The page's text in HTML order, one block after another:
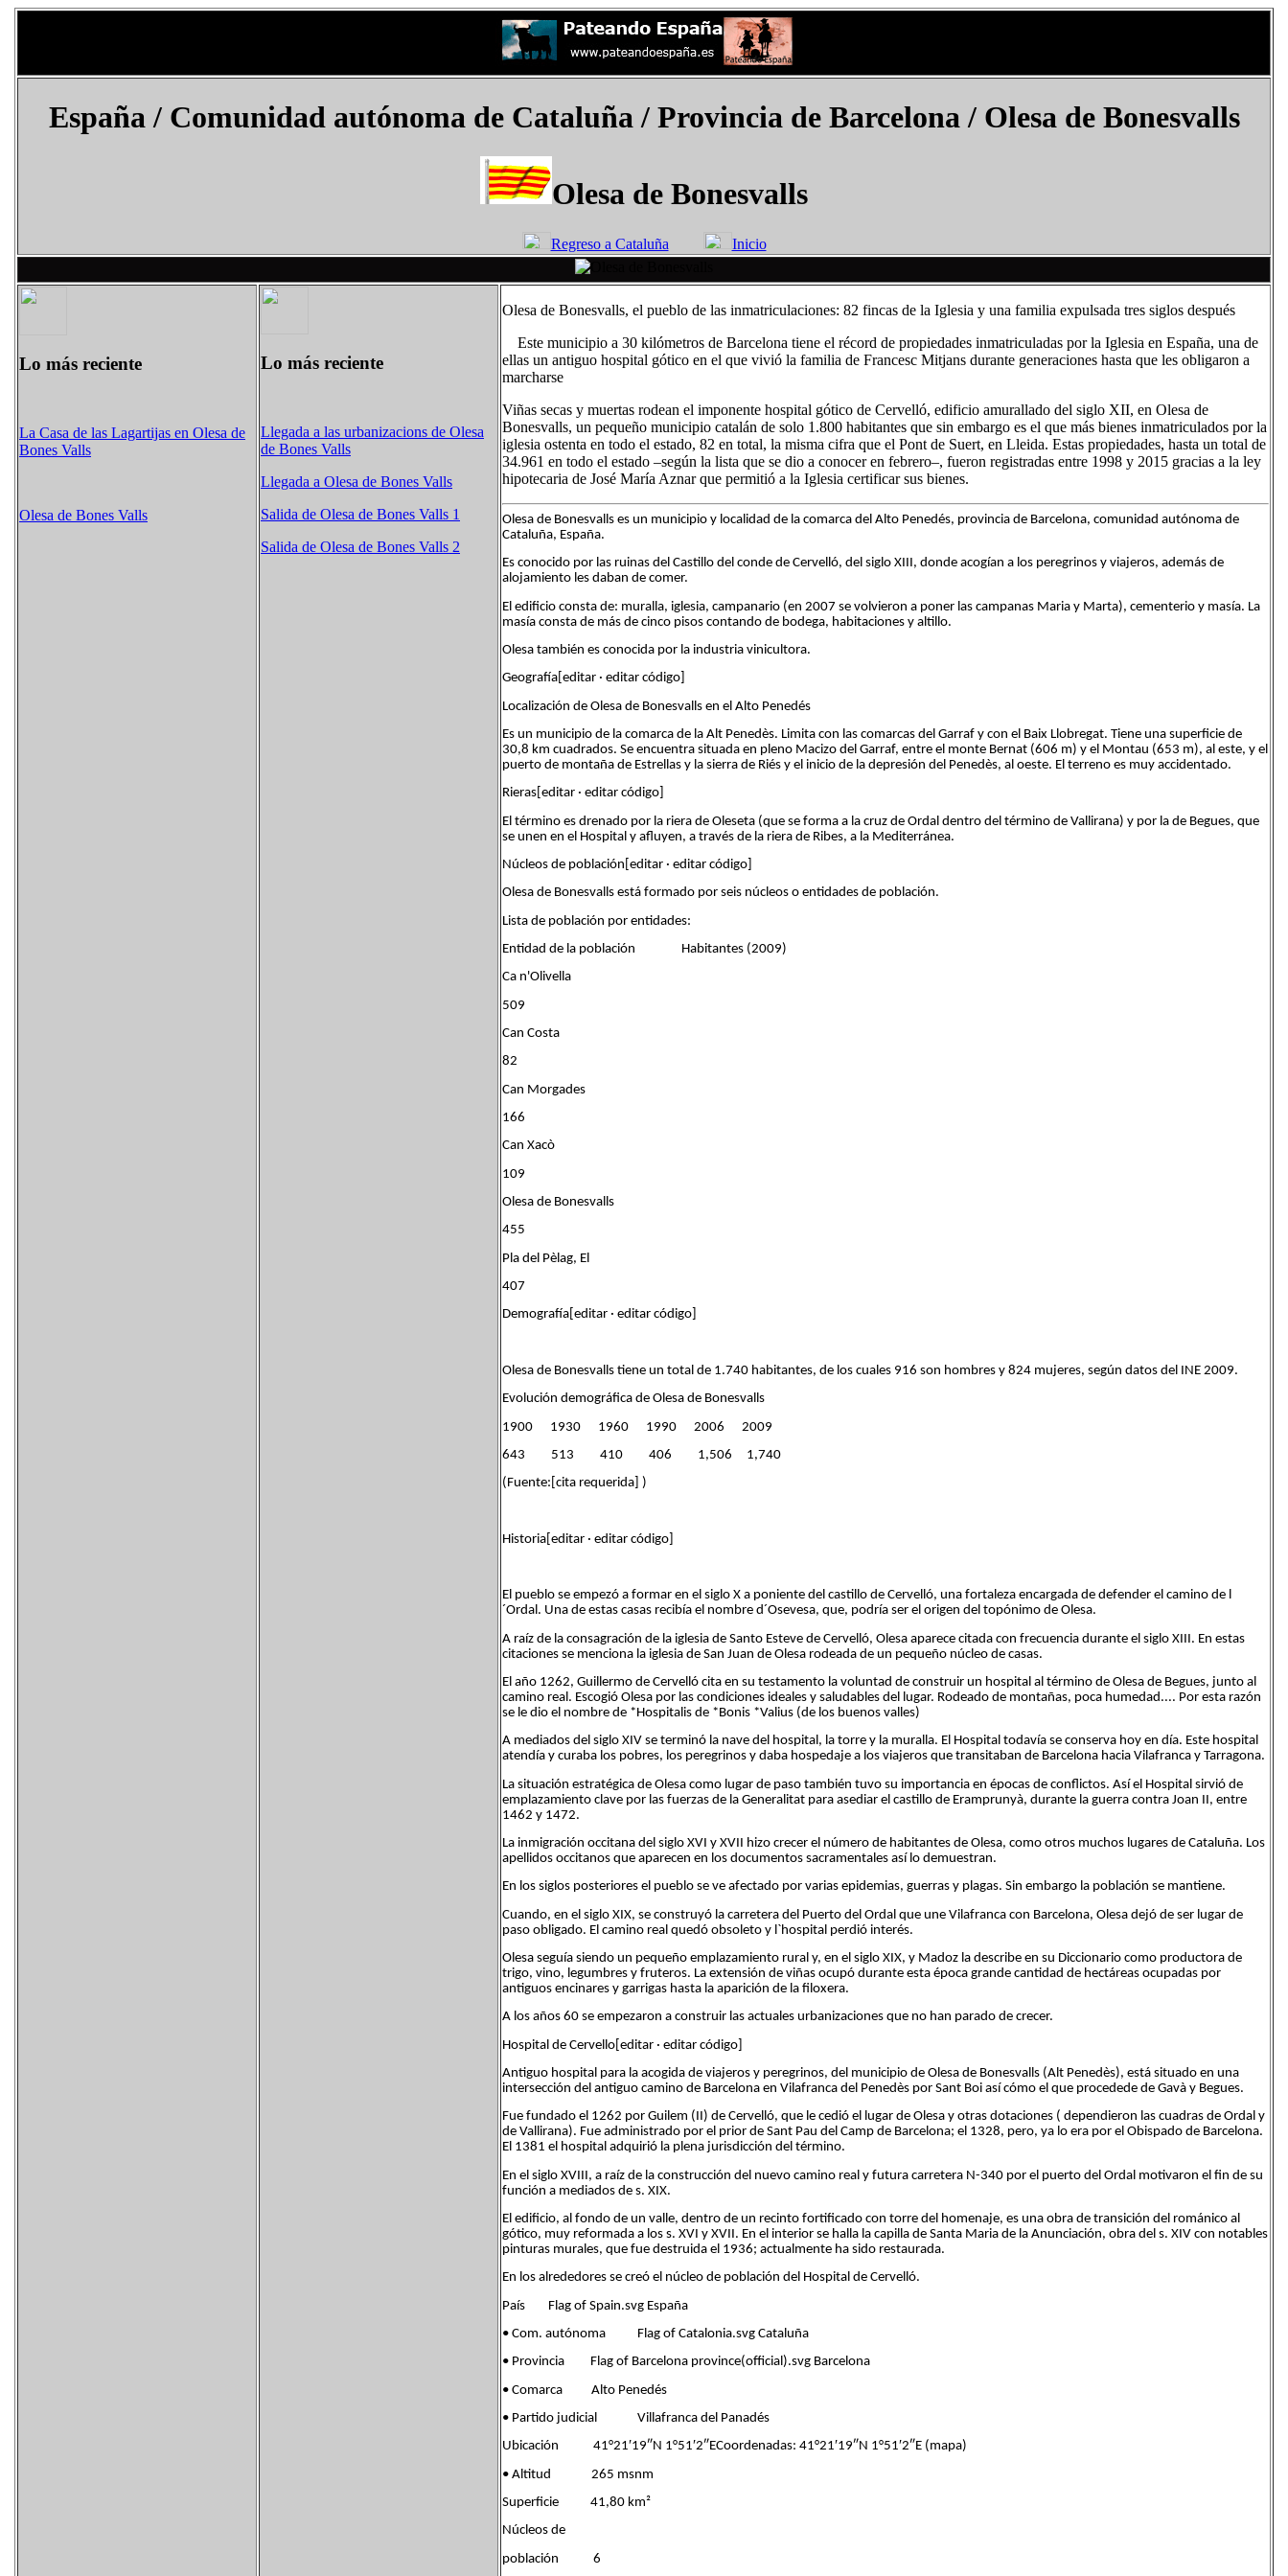
España/ Comunidad autónoma de Cataluña / Provincia de Barcelona / Olesa de Bonesvalls
Olesa de Bonesvalls
Regreso a Cataluña Inicio
Lo más reciente
La Casa de las Lagartijas en Olesa de
Bones Valls
Olesa de Bones Valls
Lo más reciente
Llegada a las urbanizacions de Olesa
de Bones Valls
Llegada a Olesa de Bones Valls
Salida de Olesa de Bones Valls 1
Salida de Olesa de Bones Valls 2
Olesa de Bonesvalls, el pueblo de las inmatriculaciones: 82 fincas de la Iglesia y una familia expulsada tres siglos después
Este municipio a 30 kilómetros de Barcelona tiene el récord de propiedades inmatriculadas por la Iglesia en España, una de
ellas un antiguo hospital gótico en el que vivió la familia de Francesc Mitjans durante generaciones hasta que les obligaron a
marcharse
Viñas secas y muertas rodean el imponente hospital gótico de Cervelló, edificio amurallado del siglo XII, en Olesa de
Bonesvalls, un pequeño municipio catalán de solo 1.800 habitantes que sin embargo es el que más bienes inmatriculados por la
iglesia ostenta en todo el estado, 82 en total, la misma cifra que el Pont de Suert, en Lleida. Estas propiedades, hasta un total de
34.961 en todo el estado –según la lista que se dio a conocer en febrero–, fueron registradas entre 1998 y 2015 gracias a la ley
hipotecaria de José María Aznar que permitió a la Iglesia certificar sus bienes.
Olesa de Bonesvalls es un municipio y localidad de la comarca del Alto Penedés, provincia de Barcelona, comunidad autónoma de
Cataluña, España.
Es conocido por las ruinas del Castillo del conde de Cervelló, del siglo XIII, donde acogían a los peregrinos y viajeros, además de
alojamiento les daban de comer.
El edificio consta de: muralla, iglesia, campanario (en 2007 se volvieron a poner las campanas Maria y Marta), cementerio y masía. La
masía consta de más de cinco pisos contando de bodega, habitaciones y altillo.
Olesa también es conocida por la industria vinicultora.
Geografía[editar · editar código]
Localización de Olesa de Bonesvalls en el Alto Penedés
Es un municipio de la comarca de la Alt Penedès. Limita con las comarcas del Garraf y con el Baix Llobregat. Tiene una superficie de
30,8 km cuadrados. Se encuentra situada en pleno Macizo del Garraf, entre el monte Bernat (606 m) y el Montau (653 m), al este, y el
puerto de montaña de Estrellas y la sierra de Riés y el inicio de la depresión del Penedès, al oeste. El terreno es muy accidentado.
Rieras[editar · editar código]
El término es drenado por la riera de Oleseta (que se forma a la cruz de Ordal dentro del término de Vallirana) y por la de Begues, que
se unen en el Hospital y afluyen, a través de la riera de Ribes, a la Mediterránea.
Núcleos de población[editar · editar código]
Olesa de Bonesvalls está formado por seis núcleos o entidades de población.
Lista de población por entidades:
Entidad de la población Habitantes (2009)
Ca n'Olivella
509
Can Costa
82
Can Morgades
166
Can Xacò
109
Olesa de Bonesvalls
455
Pla del Pèlag, El
407
Demografía[editar · editar código]
Olesa de Bonesvalls tiene un total de 1.740 habitantes, de los cuales 916 son hombres y 824 mujeres, según datos del INE 2009.
Evolución demográfica de Olesa de Bonesvalls
1900 1930 1960 1990 2006 2009
643 513 410 406 1,506 1,740
(Fuente:[cita requerida] )
Historia[editar · editar código]
El pueblo se empezó a formar en el siglo X a poniente del castillo de Cervelló, una fortaleza encargada de defender el camino de l
´Ordal. Una de estas casas recibía el nombre d´Osevesa, que, podría ser el origen del topónimo de Olesa.
A raíz de la consagración de la iglesia de Santo Esteve de Cervelló, Olesa aparece citada con frecuencia durante el siglo XIII. En estas
citaciones se menciona la iglesia de San Juan de Olesa rodeada de un pequeño núcleo de casas.
El año 1262, Guillermo de Cervelló cita en su testamento la voluntad de construir un hospital al término de Olesa de Begues, junto al
camino real. Escogió Olesa por las condiciones ideales y saludables del lugar. Rodeado de montañas, poca humedad.... Por esta razón
se le dio el nombre de *Hospitalis de *Bonis *Valius (de los buenos valles)
A mediados del siglo XIV se terminó la nave del hospital, la torre y la muralla. El Hospital todavía se conserva hoy en día. Este hospital
atendía y curaba los pobres, los peregrinos y daba hospedaje a los viajeros que transitaban de Barcelona hacia Vilafranca y Tarragona.
La situación estratégica de Olesa como lugar de paso también tuvo su importancia en épocas de conflictos. Así el Hospital sirvió de
emplazamiento clave por las fuerzas de la Generalitat para asediar el castillo de Eramprunyà, durante la guerra contra Joan II, entre
1462 y 1472.
La inmigración occitana del siglo XVI y XVII hizo crecer el número de habitantes de Olesa, como otros muchos lugares de Cataluña. Los
apellidos occitanos que aparecen en los documentos sacramentales así lo demuestran.
En los siglos posteriores el pueblo se ve afectado por varias epidemias, guerras y plagas. Sin embargo la población se mantiene.
Cuando, en el siglo XIX, se construyó la carretera del Puerto del Ordal que une Vilafranca con Barcelona, Olesa dejó de ser lugar de
paso obligado. El camino real quedó obsoleto y l`hospital perdió interés.
Olesa seguía siendo un pequeño emplazamiento rural y, en el siglo XIX, y Madoz la describe en su Diccionario como productora de
trigo, vino, legumbres y fruteros. La extensión de viñas ocupó durante esta época grande cantidad de hectáreas ocupadas por
antiguos encinares y garrigas hasta la aparición de la filoxera.
A los años 60 se empezaron a construir las actuales urbanizaciones que no han parado de crecer.
Hospital de Cervello[editar · editar código]
Antiguo hospital para la acogida de viajeros y peregrinos, del municipio de Olesa de Bonesvalls (Alt Penedès), está situado en una
intersección del antiguo camino de Barcelona en Vilafranca del Penedès por Sant Boi así cómo el que procedede de Gavà y Begues.
Fue fundado el 1262 por Guilem (II) de Cervelló, que le cedió el lugar de Olesa y otras dotaciones ( dependieron las cuadras de Ordal y
de Vallirana). Fue administrado por el prior de Sant Pau del Camp de Barcelona; el 1328, pero, ya lo era por el Obispado de Barcelona.
El 1381 el hospital adquirió la plena jurisdicción del término.
En el siglo XVIII, a raíz de la construcción del nuevo camino real y futura carretera N-340 por el puerto del Ordal motivaron el fin de su
función a mediados de s. XIX.
El edificio, al fondo de un valle, dentro de un recinto fortificado con torre del homenaje, es una obra de transición del románico al
gótico, muy reformada a los s. XVI y XVII. En el interior se halla la capilla de Santa Maria de la Anunciación, obra del s. XIV con notables
pinturas murales, que fue destruida el 1936; actualmente ha sido restaurada.
En los alrededores se creó el núcleo de población del Hospital de Cervelló.
País Flag of Spain.svg España
• Com. autónoma Flag of Catalonia.svg Cataluña
• Provincia Flag of Barcelona province(official).svg Barcelona
• Comarca Alto Penedés
• Partido judicial Villafranca del Panadés
Ubicación 41°21′19″N 1°51′2″ECoordenadas: 41°21′19″N 1°51′2″E (mapa)
• Altitud 265 msnm
Superficie 41,80 km²
Núcleos de
población 6